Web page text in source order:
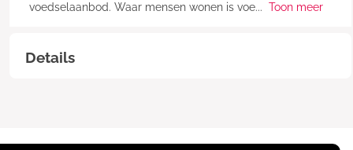
voedselaanbod. Waar mensen wonen is voe... Toon meer
Details